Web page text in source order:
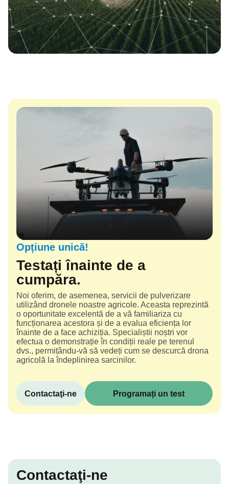
Opțiune unică!
Testați înainte de a
cumpăra.
Noi oferim, de asemenea, servicii de pulverizare
utilizând dronele noastre agricole. Aceasta reprezintă
o oportunitate excelentă de a vă familiariza cu
funcționarea acestora și de a evalua eficiența lor
înainte de a face achiziția. Specialiștii noștri vor
efectua o demonstrație în condiții reale pe terenul
dvs., permițându-vă să vedeți cum se descurcă drona
agricolă la îndeplinirea sarcinilor.
Contactaţi-ne Programați un test
Contactaţi-ne